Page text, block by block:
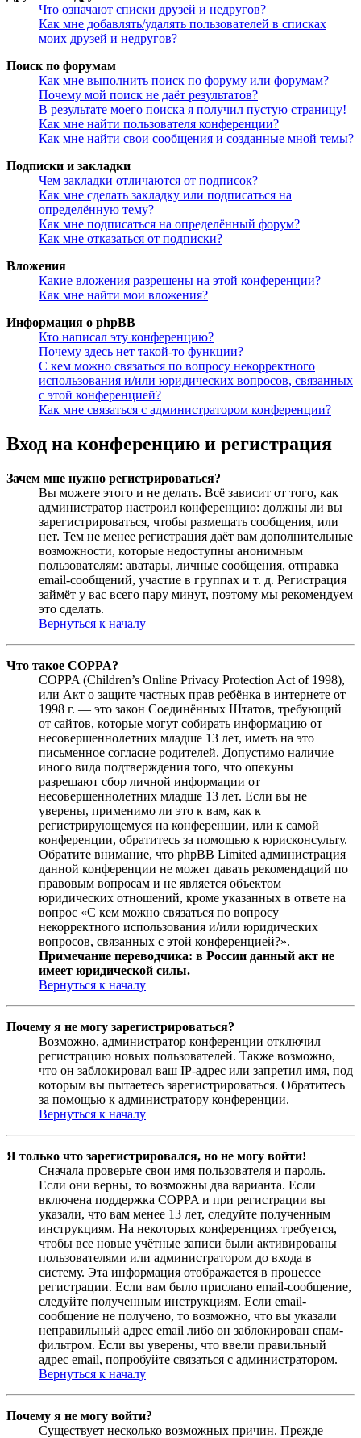
Что означают списки друзей и недругов?
Как мне добавлять/удалять пользователей в списках
моих друзей и недругов?
Поиск по форумам
Как мне выполнить поиск по форуму или форумам?
Почему мой поиск не даёт результатов?
В результате моего поиска я получил пустую страницу!
Как мне найти пользователя конференции?
Как мне найти свои сообщения и созданные мной темы?
Подписки и закладки
Чем закладки отличаются от подписок?
Как мне сделать закладку или подписаться на
определённую тему?
Как мне подписаться на определённый форум?
Как мне отказаться от подписки?
Вложения
Какие вложения разрешены на этой конференции?
Как мне найти мои вложения?
Информация о phpBB
Кто написал эту конференцию?
Почему здесь нет такой-то функции?
С кем можно связаться по вопросу некорректного
использования и/или юридических вопросов, связанных
с этой конференцией?
Как мне связаться с администратором конференции?
Вход на конференцию и регистрация
Зачем мне нужно регистрироваться?
Вы можете этого и не делать. Всё зависит от того, как
администратор настроил конференцию: должны ли вы
зарегистрироваться, чтобы размещать сообщения, или
нет. Тем не менее регистрация даёт вам дополнительные
возможности, которые недоступны анонимным
пользователям: аватары, личные сообщения, отправка
email-сообщений, участие в группах и т. д. Регистрация
займёт у вас всего пару минут, поэтому мы рекомендуем
это сделать.
Вернуться к началу
Что такое COPPA?
COPPA (Children’s Online Privacy Protection Act of 1998),
или Акт о защите частных прав ребёнка в интернете от
1998 г. — это закон Соединённых Штатов, требующий
от сайтов, которые могут собирать информацию от
несовершеннолетних младше 13 лет, иметь на это
письменное согласие родителей. Допустимо наличие
иного вида подтверждения того, что опекуны
разрешают сбор личной информации от
несовершеннолетних младше 13 лет. Если вы не
уверены, применимо ли это к вам, как к
регистрирующемуся на конференции, или к самой
конференции, обратитесь за помощью к юрисконсульту.
Обратите внимание, что phpBB Limited администрация
данной конференции не может давать рекомендаций по
правовым вопросам и не является объектом
юридических отношений, кроме указанных в ответе на
вопрос «С кем можно связаться по вопросу
некорректного использования и/или юридических
вопросов, связанных с этой конференцией?».
Примечание переводчика: в России данный акт не
имеет юридической силы.
Вернуться к началу
Почему я не могу зарегистрироваться?
Возможно, администратор конференции отключил
регистрацию новых пользователей. Также возможно,
что он заблокировал ваш IP-адрес или запретил имя, под
которым вы пытаетесь зарегистрироваться. Обратитесь
за помощью к администратору конференции.
Вернуться к началу
Я только что зарегистрировался, но не могу войти!
Сначала проверьте свои имя пользователя и пароль.
Если они верны, то возможны два варианта. Если
включена поддержка COPPA и при регистрации вы
указали, что вам менее 13 лет, следуйте полученным
инструкциям. На некоторых конференциях требуется,
чтобы все новые учётные записи были активированы
пользователями или администратором до входа в
систему. Эта информация отображается в процессе
регистрации. Если вам было прислано email-сообщение,
следуйте полученным инструкциям. Если email-
сообщение не получено, то возможно, что вы указали
неправильный адрес email либо он заблокирован спам-
фильтром. Если вы уверены, что ввели правильный
адрес email, попробуйте связаться с администратором.
Вернуться к началу
Почему я не могу войти?
Существует несколько возможных причин. Прежде